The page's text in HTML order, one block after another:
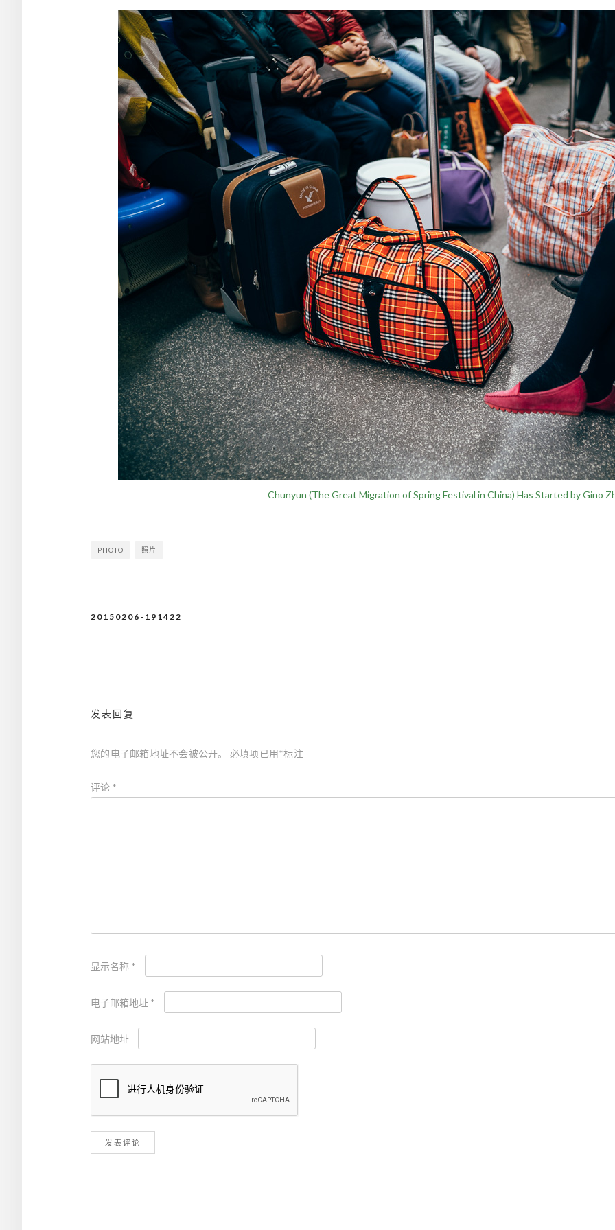
Chunyun (The Great Migration of Spring Festival in China) Has Started by Gino
PHOTO 照片
文
20150206-191422
发表回复
您的电子邮箱地址不会被公开。 必填项已用*标注
评论 *
显示名称 *
电子邮箱地址 *
网站地址